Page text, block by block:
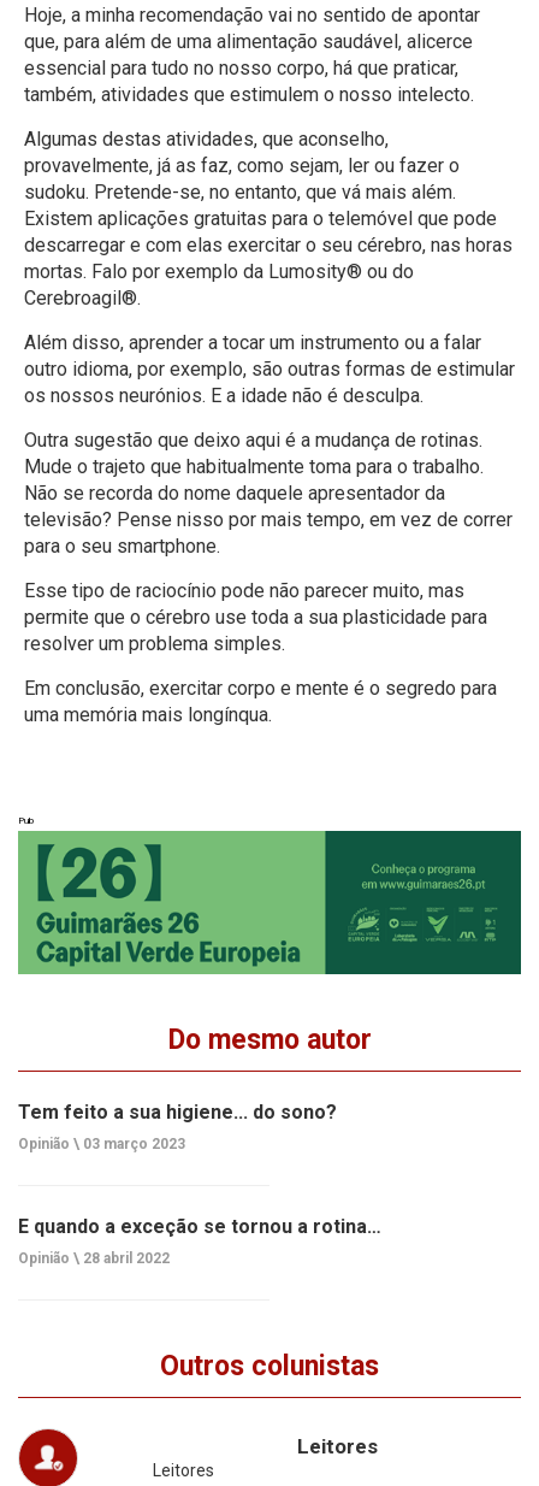
Hoje, a minha recomendação vai no sentido de apontar
que, para além de uma alimentação saudável, alicerce
essencial para tudo no nosso corpo, há que praticar,
também, atividades que estimulem o nosso intelecto.
Algumas destas atividades, que aconselho,
provavelmente, já as faz, como sejam, ler ou fazer o
sudoku. Pretende-se, no entanto, que vá mais além.
Existem aplicações gratuitas para o telemóvel que pode
descarregar e com elas exercitar o seu cérebro, nas horas
mortas. Falo por exemplo da Lumosity® ou do
Cerebroagil®.
Além disso, aprender a tocar um instrumento ou a falar
outro idioma, por exemplo, são outras formas de estimular
os nossos neurónios. E a idade não é desculpa.
Outra sugestão que deixo aqui é a mudança de rotinas.
Mude o trajeto que habitualmente toma para o trabalho.
Não se recorda do nome daquele apresentador da
televisão? Pense nisso por mais tempo, em vez de correr
para o seu smartphone.
Esse tipo de raciocínio pode não parecer muito, mas
permite que o cérebro use toda a sua plasticidade para
resolver um problema simples.
Em conclusão, exercitar corpo e mente é o segredo para
uma memória mais longínqua.
Pub
Do mesmo autor
Tem feito a sua higiene... do sono?
Opinião \ 03 março 2023
E quando a exceção se tornou a rotina…
Opinião \ 28 abril 2022
Outros colunistas
Leitores
Leitores